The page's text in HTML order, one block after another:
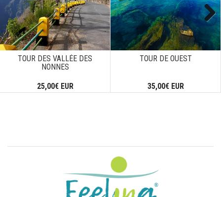
TOUR DES VALLÉE DES
NONNES
25,00€ EUR
TOUR DE OUEST
35,00€ EUR
Next